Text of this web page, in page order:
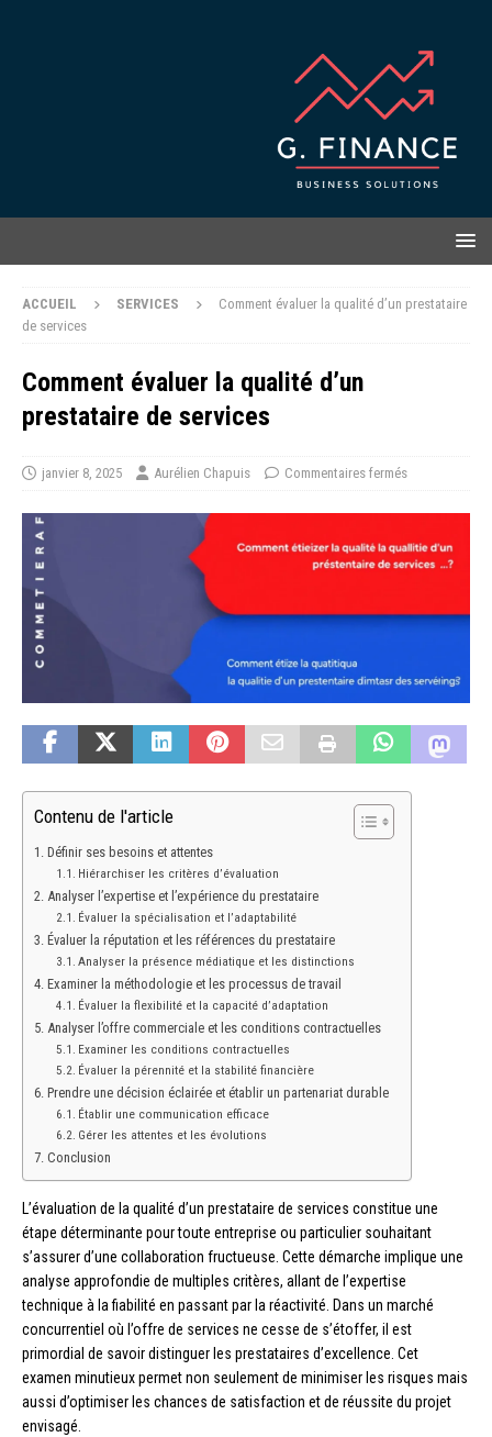
ACCUEIL SERVICES
Comment évaluer la qualité d’un prestataire
de services
Comment évaluer la qualité d’un
prestataire de services
janvier 8, 2025 Aurélien Chapuis Commentaires fermés
Contenu de l'article
Définir ses besoins et attentes
Hiérarchiser les critères d’évaluation
Analyser l’expertise et l’expérience du prestataire
Évaluer la spécialisation et l’adaptabilité
Évaluer la réputation et les références du prestataire
Analyser la présence médiatique et les distinctions
Examiner la méthodologie et les processus de travail
Évaluer la flexibilité et la capacité d’adaptation
Analyser l’offre commerciale et les conditions contractuelles
Examiner les conditions contractuelles
Évaluer la pérennité et la stabilité financière
Prendre une décision éclairée et établir un partenariat durable
Établir une communication efficace
Gérer les attentes et les évolutions
Conclusion
L’évaluation de la qualité d’un prestataire de services constitue une
étape déterminante pour toute entreprise ou particulier souhaitant
s’assurer d’une collaboration fructueuse. Cette démarche implique une
analyse approfondie de multiples critères, allant de l’expertise
technique à la fiabilité en passant par la réactivité. Dans un marché
concurrentiel où l’offre de services ne cesse de s’étoffer, il est
primordial de savoir distinguer les prestataires d’excellence. Cet
examen minutieux permet non seulement de minimiser les risques mais
aussi d’optimiser les chances de satisfaction et de réussite du projet
envisagé.